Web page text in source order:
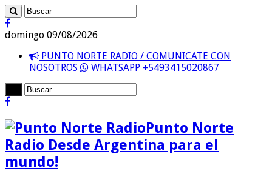
domingo 09/08/2026
PUNTO NORTE RADIO / COMUNICATE CON
NOSOTROS
WHATSAPP +5493415020867
Punto Norte
Radio Desde Argentina para el
mundo!